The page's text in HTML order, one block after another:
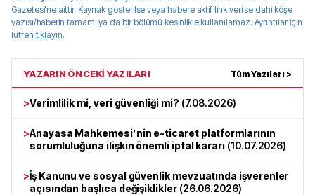
Gazetesi'ne aittir. Kaynak gösterilse veya habere aktif link verilse dahi köşe
yazısı/haberin tamamı ya da bir bölümü kesinlikle kullanılamaz. Ayrıntılar için
lütfen tıklayın.
YAZARIN ÖNCEKİ YAZILARI Tüm Yazıları >
>Verimlilik mi, veri güvenliği mi? (7.08.2026)
>Anayasa Mahkemesi’nin e-ticaret platformlarının
sorumluluğuna ilişkin önemli iptal kararı (10.07.2026)
>İş Kanunu ve sosyal güvenlik mevzuatında işverenler
açısından başlıca değişiklikler(26.06.2026)